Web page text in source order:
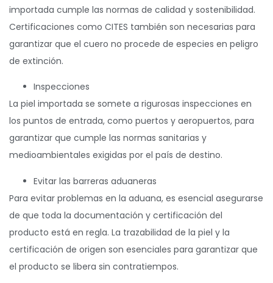
importada cumple las normas de calidad y sostenibilidad.
Certificaciones como CITES también son necesarias para
garantizar que el cuero no procede de especies en peligro
de extinción.
Inspecciones
La piel importada se somete a rigurosas inspecciones en
los puntos de entrada, como puertos y aeropuertos, para
garantizar que cumple las normas sanitarias y
medioambientales exigidas por el país de destino.
Evitar las barreras aduaneras
Para evitar problemas en la aduana, es esencial asegurarse
de que toda la documentación y certificación del
producto está en regla. La trazabilidad de la piel y la
certificación de origen son esenciales para garantizar que
el producto se libera sin contratiempos.